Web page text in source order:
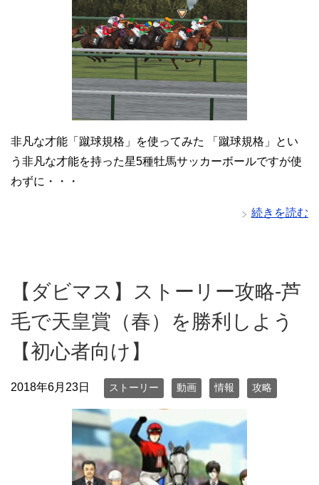
非凡な才能「蹴球規格」を使ってみた 「蹴球規格」とい
う非凡な才能を持った星5種牡馬サッカーボールですが使
わずに・・・
続きを読む
【ダビマス】ストーリー攻略-芦
毛で天皇賞（春）を勝利しよう
【初心者向け】
2018年6月23日 ストーリー 動画 情報 攻略